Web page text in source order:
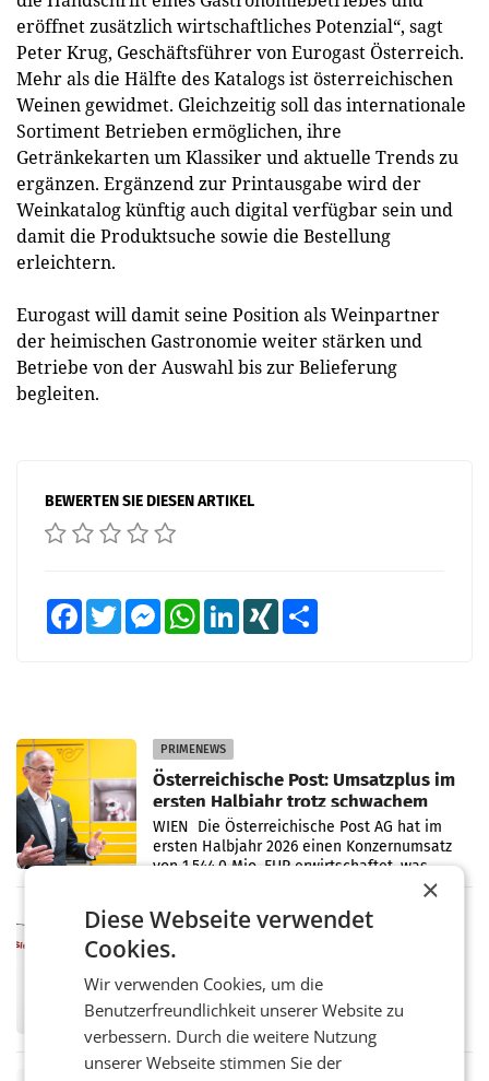
eröffnet zusätzlich wirtschaftliches Potenzial“, sagt
Peter Krug, Geschäftsführer von Eurogast Österreich.
Mehr als die Hälfte des Katalogs ist österreichischen
Weinen gewidmet. Gleichzeitig soll das internationale
Sortiment Betrieben ermöglichen, ihre
Getränkekarten um Klassiker und aktuelle Trends zu
ergänzen. Ergänzend zur Printausgabe wird der
Weinkatalog künftig auch digital verfügbar sein und
damit die Produktsuche sowie die Bestellung
erleichtern.
Eurogast will damit seine Position als Weinpartner
der heimischen Gastronomie weiter stärken und
Betriebe von der Auswahl bis zur Belieferung
begleiten.
BEWERTEN SIE DIESEN ARTIKEL
FacebookTwitter MessengerWhatsAppLinkedInXING
PRIMENEWS
Österreichische Post: Umsatzplus im
ersten Halbjahr trotz schwachem
Briefgeschäft
WIEN Die Österreichische Post AG hat im
ersten Halbjahr 2026 einen Konzernumsatz
von 1.544,0 Mio. EUR erwirtschaftet, was
einem Plus von 3,8 Prozent gegenüber dem
Vergleichszeitraum
MARKETING & MEDIA
ProSiebenSat.1 spart und macht
UNTERFÖHRING/MAILAND/AMSTERDAM. Der
Fernsehkonzern ProSiebenSat.1 hat im
Frühjahr dank Kostensenkungen operativ
wieder Gewinn gemacht und die
Markterwartung deutlich übertroffen.
×
Diese Webseite verwendet
Cookies.
Wir verwenden Cookies, um die
Benutzerfreundlichkeit unserer Website zu
verbessern. Durch die weitere Nutzung
unserer Webseite stimmen Sie der